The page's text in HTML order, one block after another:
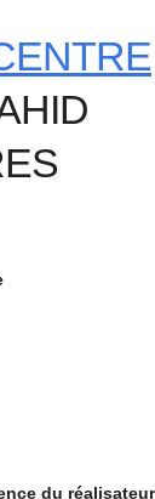
du réalisateur